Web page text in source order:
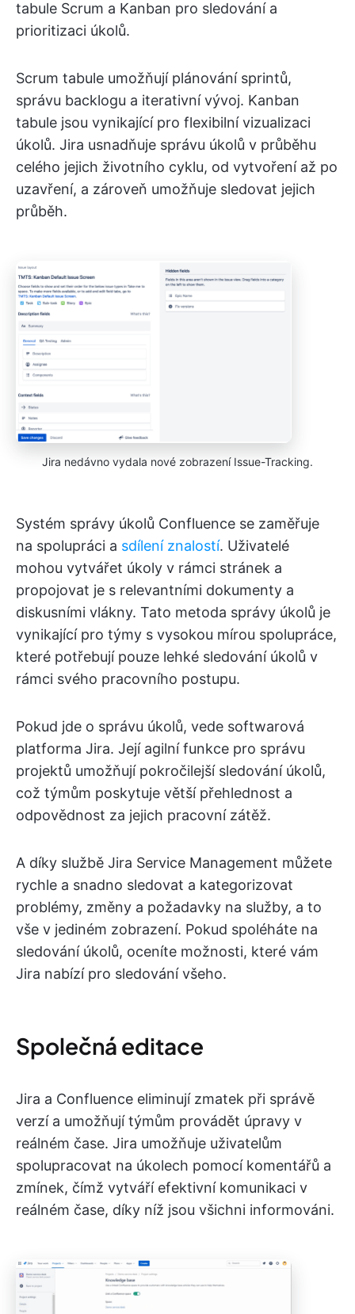
tabule Scrum a Kanban pro sledování a
prioritizaci úkolů.
Scrum tabule umožňují plánování sprintů,
správu backlogu a iterativní vývoj. Kanban
tabule jsou vynikající pro flexibilní vizualizaci
úkolů. Jira usnadňuje správu úkolů v průběhu
celého jejich životního cyklu, od vytvoření až po
uzavření, a zároveň umožňuje sledovat jejich
průběh.
Jira nedávno vydala nové zobrazení Issue-Tracking.
Systém správy úkolů Confluence se zaměřuje
na spolupráci a sdílení znalostí. Uživatelé
mohou vytvářet úkoly v rámci stránek a
propojovat je s relevantními dokumenty a
diskusními vlákny. Tato metoda správy úkolů je
vynikající pro týmy s vysokou mírou spolupráce,
které potřebují pouze lehké sledování úkolů v
rámci svého pracovního postupu.
Pokud jde o správu úkolů, vede softwarová
platforma Jira. Její agilní funkce pro správu
projektů umožňují pokročilejší sledování úkolů,
což týmům poskytuje větší přehlednost a
odpovědnost za jejich pracovní zátěž.
A díky službě Jira Service Management můžete
rychle a snadno sledovat a kategorizovat
problémy, změny a požadavky na služby, a to
vše v jediném zobrazení. Pokud spoléháte na
sledování úkolů, oceníte možnosti, které vám
Jira nabízí pro sledování všeho.
Společná editace
Jira a Confluence eliminují zmatek při správě
verzí a umožňují týmům provádět úpravy v
reálném čase. Jira umožňuje uživatelům
spolupracovat na úkolech pomocí komentářů a
zmínek, čímž vytváří efektivní komunikaci v
reálném čase, díky níž jsou všichni informováni.